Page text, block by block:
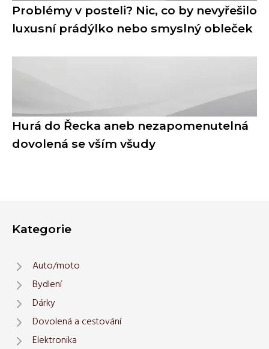
Problémy v posteli? Nic, co by nevyřešilo
luxusní prádýlko nebo smyslný obleček
Hurá do Řecka aneb nezapomenutelná
dovolená se vším všudy
Kategorie
Auto/moto
Bydlení
Dárky
Dovolená a cestování
Elektronika